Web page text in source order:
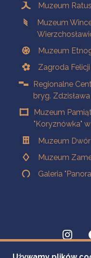
Muzeum
Muzeum
Muzeum
Zagroda
Regionalne
bryg.
Muzeum
"Koryznówka"
Muzeum
Muzeum
Galeria